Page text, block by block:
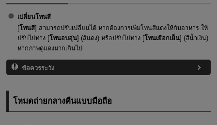
เปลี่ยนโทนสี
[โทนสี] สามารถปรับเปลี่ยนได้ หากต้องการเพิ่มโทนสีแดงให้กับอาหาร ให้
ปรับไปทาง [โทนอบอุ่น] (สีแดง) หรือปรับไปทาง [โทนเยือกเย็น] (สีน้ำเงิน)
หากภาพดูแดงมากเกินไป
ข้อควรระวัง
โหมดถ่ายกลางคืนแบบมือถือ